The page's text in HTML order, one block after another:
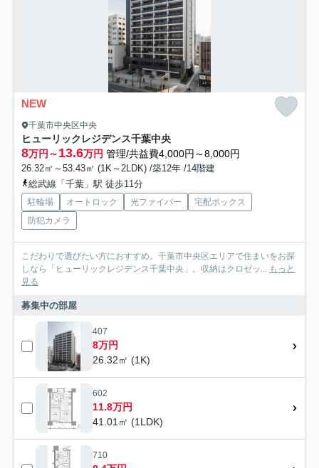
NEW
千葉市中央区中央
ヒューリックレジデンス千葉中央
8万円～13.6万円 管理/共益費4,000円～8,000円
26.32㎡～53.43㎡ (1K～2LDK) /築12年 /14階建
総武線「千葉」駅 徒歩11分
駐輪場 オートロック 光ファイバー
宅配ボックス
防犯カメラ
こだわりで選びたい方におすすめ。千葉市中央区エリアで住まいをお探
しなら「ヒューリックレジデンス千葉中央」。収納はクロゼッ... もっと
見る
募集中の部屋
407
8万円
26.32㎡ (1K)
602
11.8万円
41.01㎡ (1LDK)
710